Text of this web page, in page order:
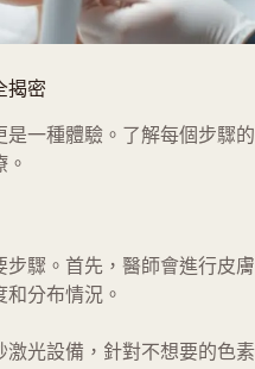
揭密
一種體驗。了解每個步驟的
驟。首先，醫師會進行皮膚
分布情況。
光設備，針對不想要的色素